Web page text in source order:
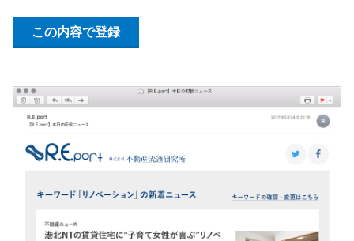
この内容で登録